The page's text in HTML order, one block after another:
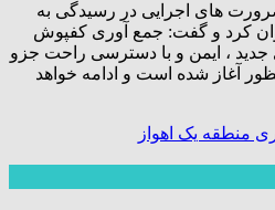
های اجرایی در رسیدگی به
کرد و گفت: جمع آوری کفپوش
، ایمن و با دسترسی راحت جزو
آغاز شده است و ادامه خواهد
منطقه یک اهواز